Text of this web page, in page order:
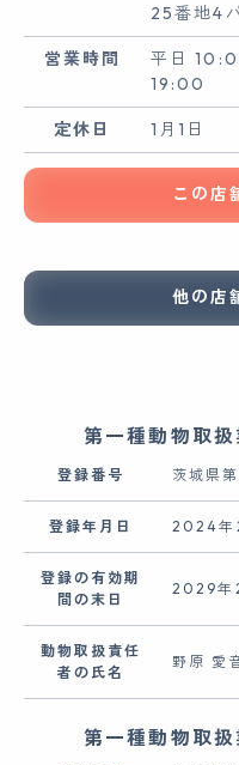
25番地4
営業時間
平日
19:00
定休日 1月1日
この店
他の店
第一種動物取扱
登録番号 茨城県
登録年月日 2024年
登録の有効期
間の末日
2029年
動物取扱責任
者の氏名
野原 愛
第一種動物取扱